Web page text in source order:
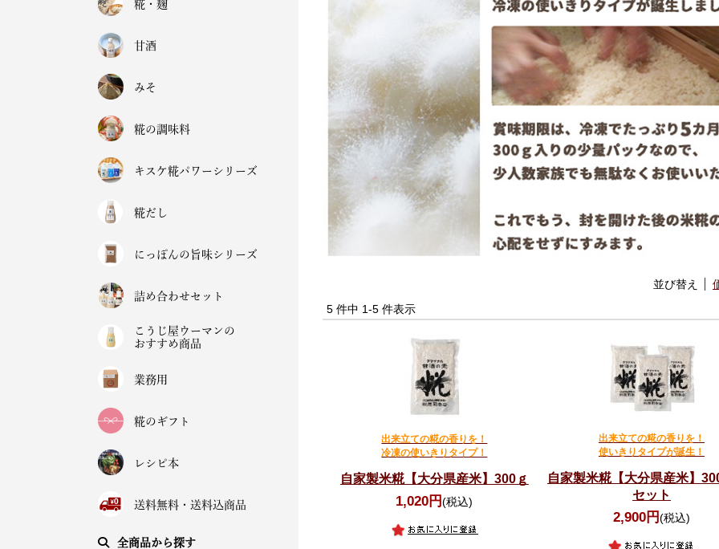
糀・麹
甘酒
みそ
糀の調味料
キスケ糀パワーシリーズ
糀だし
にっぽんの旨味シリーズ
詰め合わせセット
こうじ屋ウーマンの
おすすめ商品
業務用
糀のギフト
レシピ本
送料無料・送料込商品
全商品から探す
並び替え
5 件中 1-5 件表示
出来立ての糀の香りを！
冷凍の使いきりタイプ！
自家製米糀【大分県産米】300ｇ
1,020円(税込)
出来立ての糀の香りを！
使いきりタイプが誕生！
自家製米糀【大分県産米】
セット
2,900円(税込)